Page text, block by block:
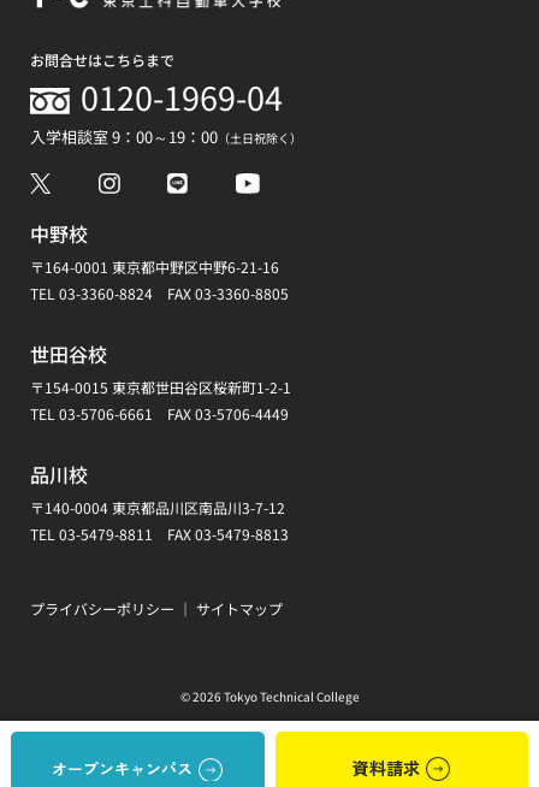
オープンキャンパス 資料請求
お問合せはこちらまで
0120-1969-04
入学相談室 9：00～19：00 （土日祝除く）
中野校
〒164-0001 東京都中野区中野6-21-16
TEL 03-3360-8824 FAX 03-3360-8805
世田谷校
〒154-0015 東京都世田谷区桜新町1-2-1
TEL 03-5706-6661 FAX 03-5706-4449
品川校
〒140-0004 東京都品川区南品川3-7-12
TEL 03-5479-8811 FAX 03-5479-8813
プライバシーポリシー ｜ サイトマップ
© 2026 Tokyo Technical College